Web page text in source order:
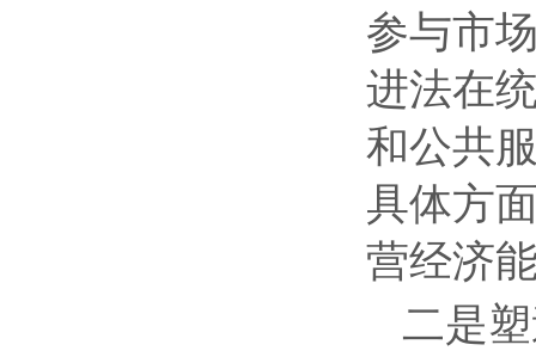
参与市
进法在
和公共
具体方
营经济
二是